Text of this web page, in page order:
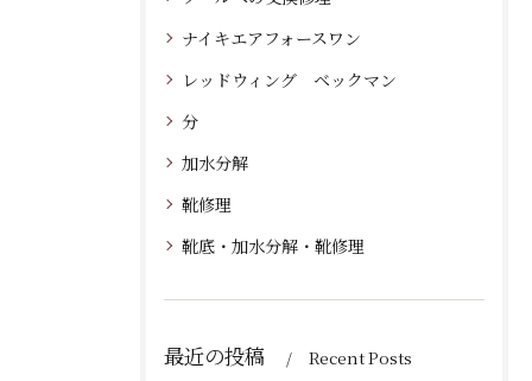
ナイキエアフォースワン
レッドウィング ベックマン
分
加水分解
靴修理
靴底・加水分解・靴修理
最近の投稿 Recent Posts